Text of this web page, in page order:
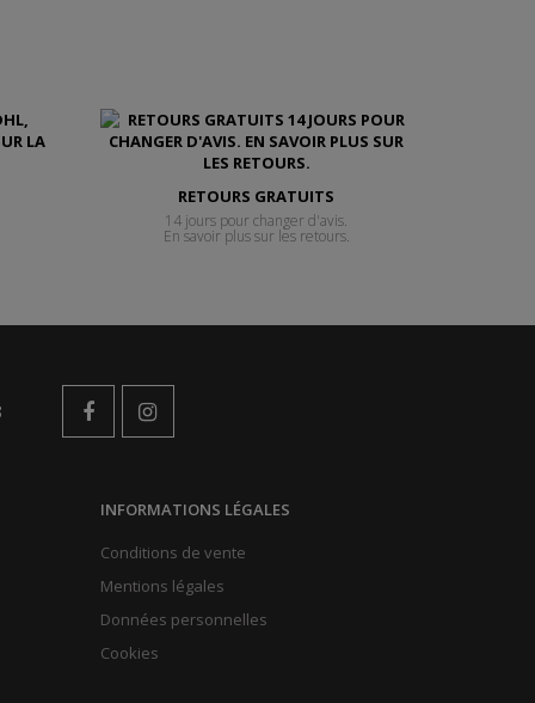
RETOURS GRATUITS
14 jours pour changer d'avis.
En savoir plus sur les retours.
INFORMATIONS LÉGALES
Conditions de vente
Mentions légales
Données personnelles
Cookies